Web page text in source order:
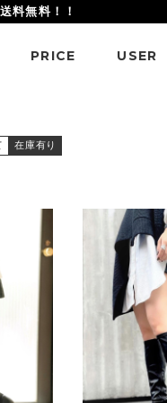
料無料！！
PRICE USER
在庫有り